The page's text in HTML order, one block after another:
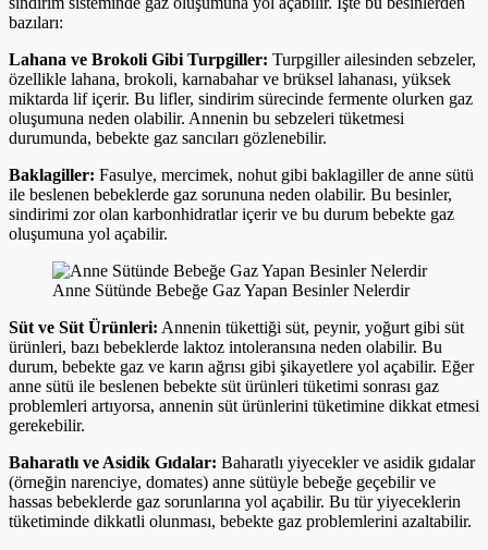
bazıları:
Lahana ve Brokoli Gibi Turpgiller: Turpgiller ailesinden sebzeler,
özellikle lahana, brokoli, karnabahar ve brüksel lahanası, yüksek
miktarda lif içerir. Bu lifler, sindirim sürecinde fermente olurken gaz
oluşumuna neden olabilir. Annenin bu sebzeleri tüketmesi
durumunda, bebekte gaz sancıları gözlenebilir.
Baklagiller: Fasulye, mercimek, nohut gibi baklagiller de anne sütü
ile beslenen bebeklerde gaz sorununa neden olabilir. Bu besinler,
sindirimi zor olan karbonhidratlar içerir ve bu durum bebekte gaz
oluşumuna yol açabilir.
Anne Sütünde Bebeğe Gaz Yapan Besinler Nelerdir
Süt ve Süt Ürünleri: Annenin tükettiği süt, peynir, yoğurt gibi süt
ürünleri, bazı bebeklerde laktoz intoleransına neden olabilir. Bu
durum, bebekte gaz ve karın ağrısı gibi şikayetlere yol açabilir. Eğer
anne sütü ile beslenen bebekte süt ürünleri tüketimi sonrası gaz
problemleri artıyorsa, annenin süt ürünlerini tüketimine dikkat etmesi
gerekebilir.
Baharatlı ve Asidik Gıdalar: Baharatlı yiyecekler ve asidik gıdalar
(örneğin narenciye, domates) anne sütüyle bebeğe geçebilir ve
hassas bebeklerde gaz sorunlarına yol açabilir. Bu tür yiyeceklerin
tüketiminde dikkatli olunması, bebekte gaz problemlerini azaltabilir.